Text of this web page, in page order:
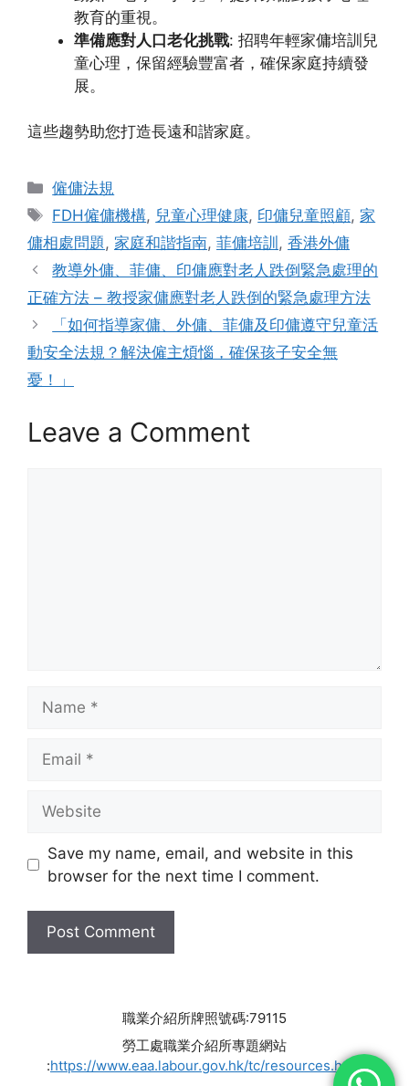
教育的重視。
準備應對人口老化挑戰: 招聘年輕家傭培訓兒
童心理，保留經驗豐富者，確保家庭持續發
展。
這些趨勢助您打造長遠和諧家庭。
Categories
僱傭法規
Tags
FDH僱傭機構, 兒童心理健康, 印傭兒童照顧, 家
傭相處問題, 家庭和諧指南, 菲傭培訓 , 香港外傭
教導外傭、菲傭、印傭應對老人跌倒緊急處理的
正確方法 – 教授家傭應對老人跌倒的緊急處理方法
「如何指導家傭、外傭、菲傭及印傭遵守兒童活
動安全法規？解決僱主煩惱，確保孩子安全無
憂！」
Leave a Comment
Save my name, email, and website in this
browser for the next time I comment.
職業介紹所牌照號碼:79115
勞工處職業介紹所專題網站
:https://www.eaa.labour.gov.hk/tc/resources.html